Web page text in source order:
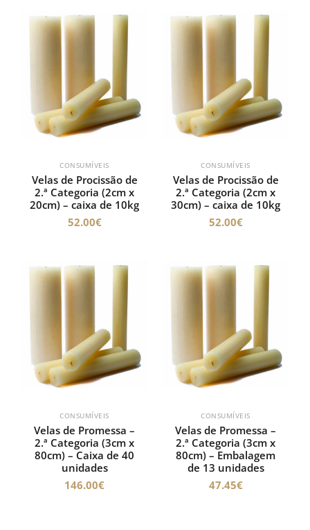
CONSUMÍVEIS
Velas de Procissão de
2.ª Categoria (2cm x
20cm) – caixa de 10kg
52.00€
CONSUMÍVEIS
Velas de Procissão de
2.ª Categoria (2cm x
30cm) – caixa de 10kg
52.00€
CONSUMÍVEIS
Velas de Promessa –
2.ª Categoria (3cm x
80cm) – Caixa de 40
unidades
146.00€
CONSUMÍVEIS
Velas de Promessa –
2.ª Categoria (3cm x
80cm) – Embalagem
de 13 unidades
47.45€